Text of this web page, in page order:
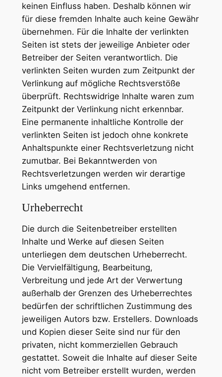
keinen Einfluss haben. Deshalb können wir
für diese fremden Inhalte auch keine Gewähr
übernehmen. Für die Inhalte der verlinkten
Seiten ist stets der jeweilige Anbieter oder
Betreiber der Seiten verantwortlich. Die
verlinkten Seiten wurden zum Zeitpunkt der
Verlinkung auf mögliche Rechtsverstöße
überprüft. Rechtswidrige Inhalte waren zum
Zeitpunkt der Verlinkung nicht erkennbar.
Eine permanente inhaltliche Kontrolle der
verlinkten Seiten ist jedoch ohne konkrete
Anhaltspunkte einer Rechtsverletzung nicht
zumutbar. Bei Bekanntwerden von
Rechtsverletzungen werden wir derartige
Links umgehend entfernen.
Urheberrecht
Die durch die Seitenbetreiber erstellten
Inhalte und Werke auf diesen Seiten
unterliegen dem deutschen Urheberrecht.
Die Vervielfältigung, Bearbeitung,
Verbreitung und jede Art der Verwertung
außerhalb der Grenzen des Urheberrechtes
bedürfen der schriftlichen Zustimmung des
jeweiligen Autors bzw. Erstellers. Downloads
und Kopien dieser Seite sind nur für den
privaten, nicht kommerziellen Gebrauch
gestattet. Soweit die Inhalte auf dieser Seite
nicht vom Betreiber erstellt wurden, werden